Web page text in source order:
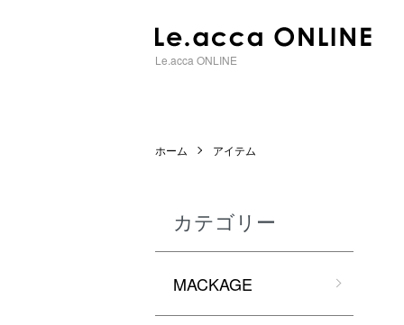
Le.acca ONLINE
ホーム アイテム
カテゴリー
MACKAGE